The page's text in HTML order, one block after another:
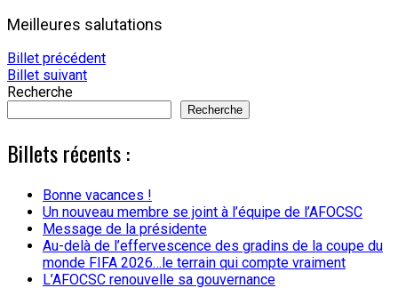
Meilleures salutations
Billet précédent
Billet suivant
Recherche
Recherche
Billets récents :
Bonne vacances !
Un nouveau membre se joint à l’équipe de l’AFOCSC
Message de la présidente
Au-delà de l’effervescence des gradins de la coupe du
monde FIFA 2026…le terrain qui compte vraiment
L’AFOCSC renouvelle sa gouvernance